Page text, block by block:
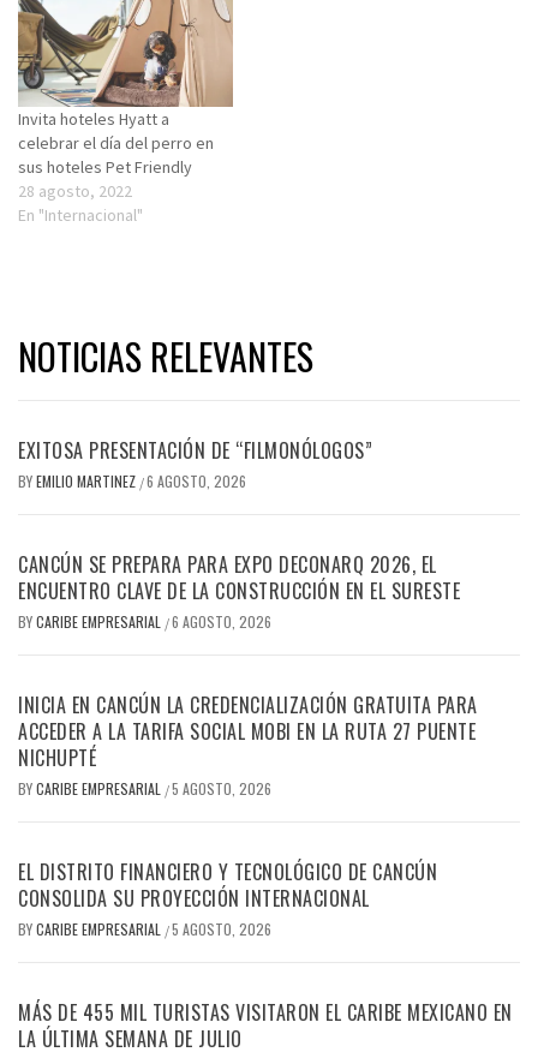
Invita hoteles Hyatt a
celebrar el día del perro en
sus hoteles Pet Friendly
28 agosto, 2022
En "Internacional"
NOTICIAS RELEVANTES
EXITOSA PRESENTACIÓN DE “FILMONÓLOGOS”
BYEMILIO MARTINEZ /6 AGOSTO, 2026
CANCÚN SE PREPARA PARA EXPO DECONARQ 2026, EL
ENCUENTRO CLAVE DE LA CONSTRUCCIÓN EN EL SURESTE
BYCARIBE EMPRESARIAL /6 AGOSTO, 2026
INICIA EN CANCÚN LA CREDENCIALIZACIÓN GRATUITA PARA
ACCEDER A LA TARIFA SOCIAL MOBI EN LA RUTA 27 PUENTE
NICHUPTÉ
BYCARIBE EMPRESARIAL /5 AGOSTO, 2026
EL DISTRITO FINANCIERO Y TECNOLÓGICO DE CANCÚN
CONSOLIDA SU PROYECCIÓN INTERNACIONAL
BYCARIBE EMPRESARIAL /5 AGOSTO, 2026
MÁS DE 455 MIL TURISTAS VISITARON EL CARIBE MEXICANO EN
LA ÚLTIMA SEMANA DE JULIO